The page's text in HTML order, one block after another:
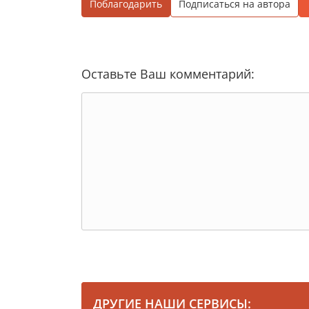
Поблагодарить Подписаться на автора
Оставьте Ваш комментарий:
ДРУГИЕ НАШИ СЕРВИСЫ: